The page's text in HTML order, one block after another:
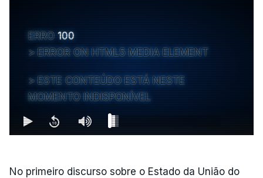
ERRO 100
ERROR ON HTML5 MEDIA ELEMENT
ESTE CONTEÚDO ESTÁ NESTE
MOMENTO INDISPONÍVEL
No primeiro discurso sobre o Estado da União do